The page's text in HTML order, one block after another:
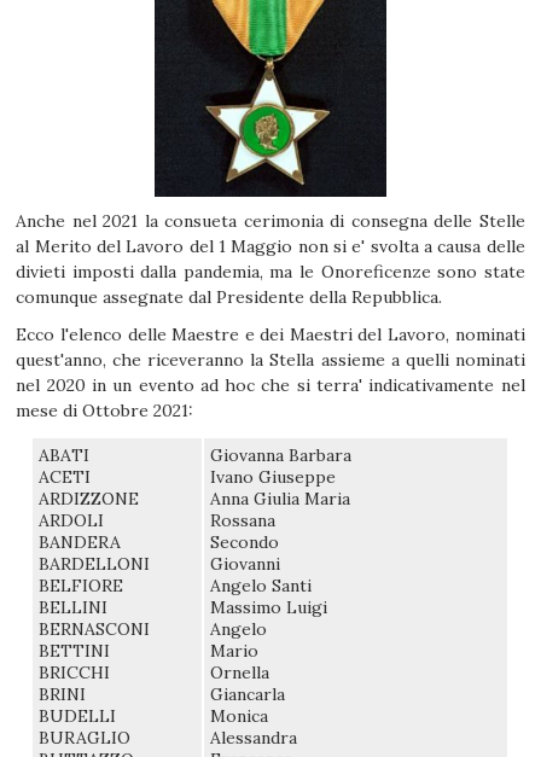
Anche nel 2021 la consueta cerimonia di consegna delle Stelle
al Merito del Lavoro del 1 Maggio non si e' svolta a causa delle
divieti imposti dalla pandemia, ma le Onoreficenze sono state
comunque assegnate dal Presidente della Repubblica.
Ecco l'elenco delle Maestre e dei Maestri del Lavoro, nominati
quest'anno, che riceveranno la Stella assieme a quelli nominati
nel 2020 in un evento ad hoc che si terra' indicativamente nel
mese di Ottobre 2021:
ABATI
ACETI
ARDIZZONE
ARDOLI
BANDERA
BARDELLONI
BELFIORE
BELLINI
BERNASCONI
BETTINI
BRICCHI
BRINI
BUDELLI
BURAGLIO
Giovanna Barbara
Ivano Giuseppe
Anna Giulia Maria
Rossana
Secondo
Giovanni
Angelo Santi
Massimo Luigi
Angelo
Mario
Ornella
Giancarla
Monica
Alessandra